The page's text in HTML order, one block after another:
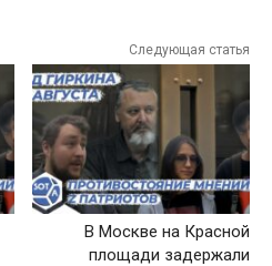
Следующая статья
В Москве на Красной
площади задержали